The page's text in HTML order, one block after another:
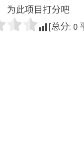
为此项目打分吧
[总分: 0